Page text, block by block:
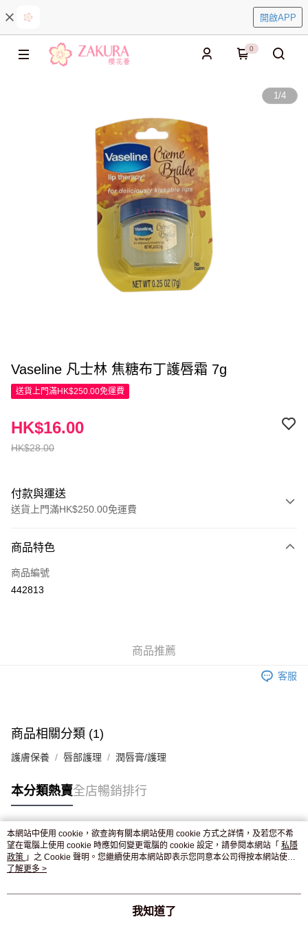
開啟APP
0
1/4
Vaseline 凡士林 焦糖布丁護唇霜 7g
送貨上門滿HK$250.00免運費
HK$28.00
HK$16.00
付款與運送
送貨上門滿HK$250.00免運費
信用卡
Apple Pay
付款後門市自取，訂單確認後2-4個工作天到店，7天內取。逾期後
商品特色
商品編號
442813
商品推薦
客服
商品相關分類 (1)
護膚保養 唇部護理 潤唇膏/護理
本分類熱賣全店暢銷排行
熱門標籤
熱銷排行
本網站中使用 cookie，欲查詢有關本網站使用 cookie 方式之詳情，及若您不希
望在電腦上使用 cookie 時應如何變更電腦的 cookie 設定，請參閱本網站「 私隱
政策 」之 Cookie 聲明。您繼續使用本網站即表示您同意本公司得按本網站使用
條款之 Cookie 聲明使用 cookie。
了解更多 >
我知道了